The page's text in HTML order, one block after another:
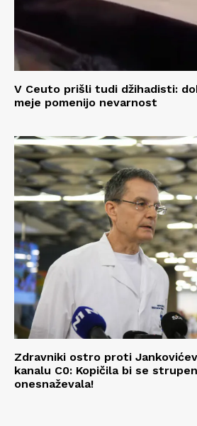
V Ceuto prišli tudi džihadisti:
meje pomenijo nevarnost
Zdravniki ostro proti
kanalu C0: Kopičila bi se
onesnaževala!